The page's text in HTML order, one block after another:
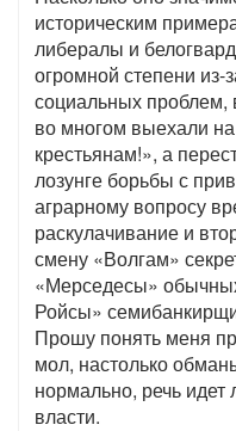
историческим
либералы и
огромной степени из-
социальных проблем,
во многом выехали
крестьянам!», а
лозунге борьбы с
аграрному вопросу
раскулачивание и
смену «Волгам»
«Мерседесы»
Ройсы»
Прошу понять меня
мол, настолько
нормально, речь идет
власти.